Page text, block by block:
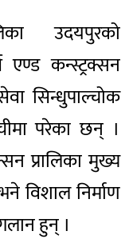
उदयपुरको
एण्ड कन्स्ट्रक्सन
सिन्धुपाल्चोक
परेका छन् ।
प्रालिका मुख्य
विशाल निर्माण
हुन् ।